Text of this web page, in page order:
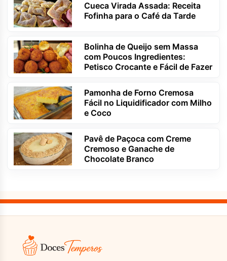
Cueca Virada Assada: Receita
Fofinha para o Café da Tarde
Bolinha de Queijo sem Massa
com Poucos Ingredientes:
Petisco Crocante e Fácil de Fazer
Pamonha de Forno Cremosa
Fácil no Liquidificador com Milho
e Coco
Pavê de Paçoca com Creme
Cremoso e Ganache de
Chocolate Branco